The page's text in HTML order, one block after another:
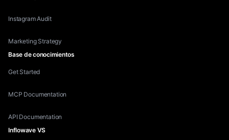
Instagram Audit
Marketing Strategy
Base de conocimientos
Get Started
MCP Documentation
API Documentation
Inflowave VS